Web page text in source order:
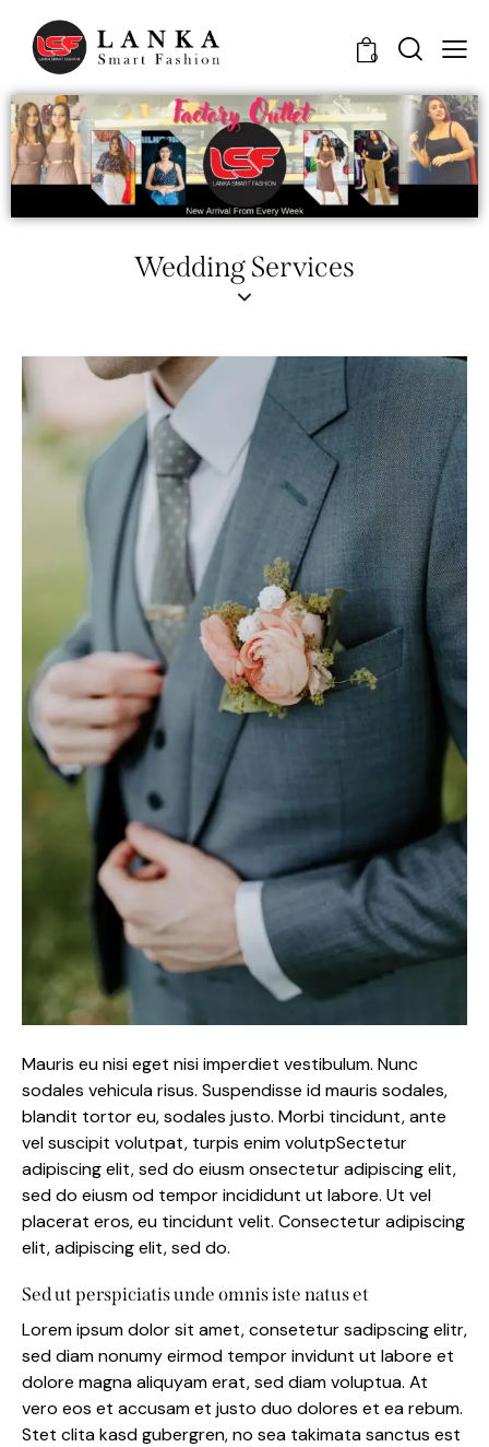
0
Wedding Services
Mauris eu nisi eget nisi imperdiet vestibulum. Nunc
sodales vehicula risus. Suspendisse id mauris sodales,
blandit tortor eu, sodales justo. Morbi tincidunt, ante
vel suscipit volutpat, turpis enim volutpSectetur
adipiscing elit, sed do eiusm onsectetur adipiscing elit,
sed do eiusm od tempor incididunt ut labore. Ut vel
placerat eros, eu tincidunt velit. Consectetur adipiscing
elit, adipiscing elit, sed do.
Sed ut perspiciatis unde omnis iste natus et
Lorem ipsum dolor sit amet, consetetur sadipscing elitr,
sed diam nonumy eirmod tempor invidunt ut labore et
dolore magna aliquyam erat, sed diam voluptua. At
vero eos et accusam et justo duo dolores et ea rebum.
Stet clita kasd gubergren, no sea takimata sanctus est